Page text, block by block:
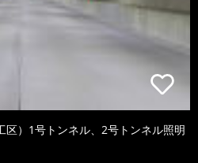
区）1号トンネル、2号トンネル照明